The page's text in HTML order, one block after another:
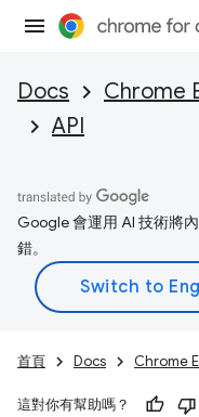
Docs Chrome
API
Google 會運用 AI 技術將
錯。
首頁 Docs Chrome
這對你有幫助嗎？